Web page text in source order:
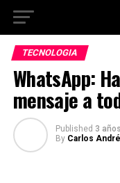
TECNOLOGIA
WhatsApp:
mensaje a
Published 3
By Carlos